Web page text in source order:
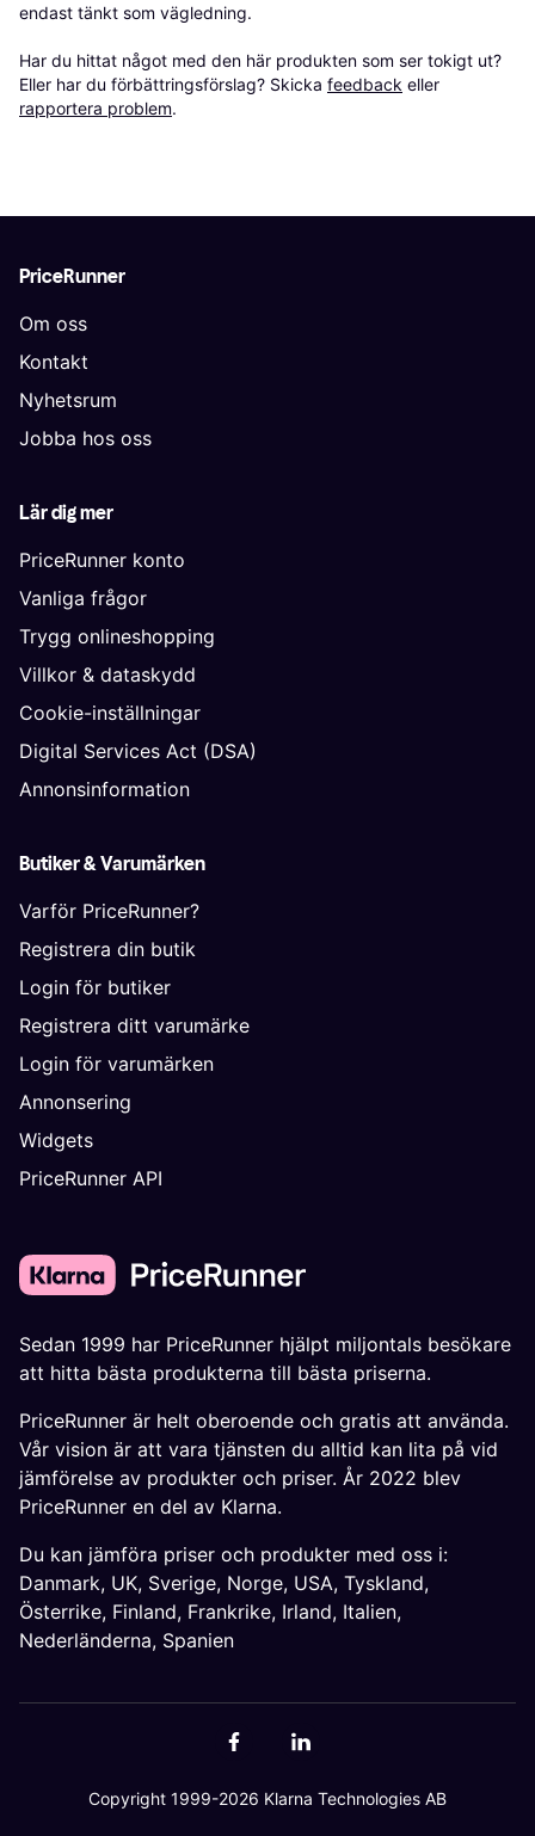
endast tänkt som vägledning.
Har du hittat något med den här produkten som ser tokigt ut?
Eller har du förbättringsförslag? Skicka feedback eller
rapportera problem.
PriceRunner
Om oss
Kontakt
Nyhetsrum
Jobba hos oss
Lär dig mer
PriceRunner konto
Vanliga frågor
Trygg onlineshopping
Villkor & dataskydd
Cookie-inställningar
Digital Services Act (DSA)
Annonsinformation
Butiker & Varumärken
Varför PriceRunner?
Registrera din butik
Login för butiker
Registrera ditt varumärke
Login för varumärken
Annonsering
Widgets
PriceRunner API
Sedan 1999 har PriceRunner hjälpt miljontals besökare
att hitta bästa produkterna till bästa priserna.
PriceRunner är helt oberoende och gratis att använda.
Vår vision är att vara tjänsten du alltid kan lita på vid
jämförelse av produkter och priser. År 2022 blev
PriceRunner en del av Klarna.
Du kan jämföra priser och produkter med oss i:
Danmark, UK, Sverige, Norge, USA, Tyskland,
Österrike, Finland, Frankrike, Irland, Italien,
Nederländerna, Spanien
Copyright 1999-2026 Klarna Technologies AB